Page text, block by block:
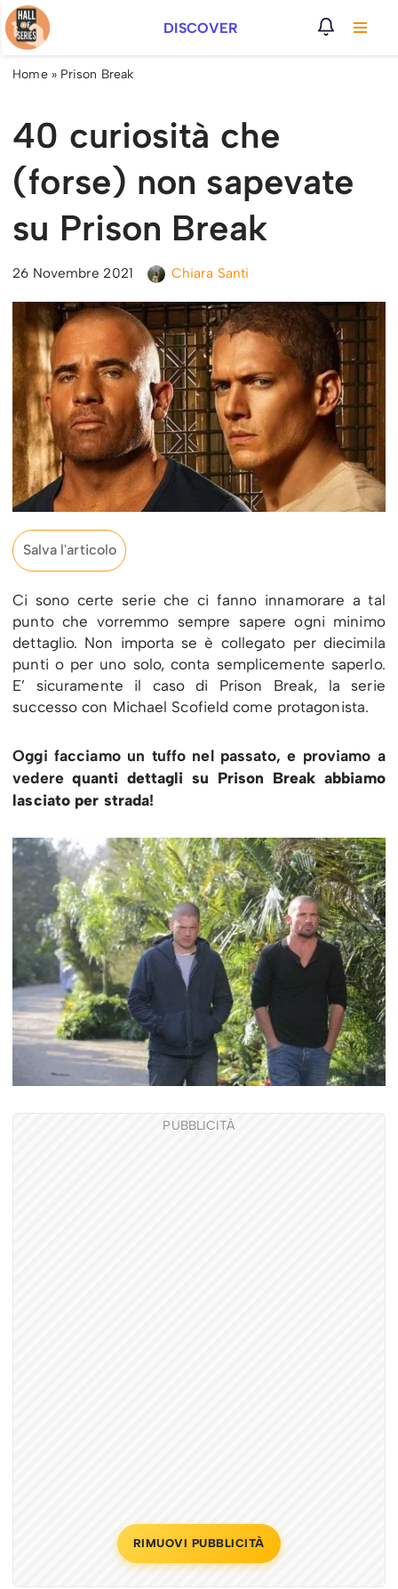
Vai
al
DISCOVER
Home» Prison Break
40 curiosità che
(forse) non sapevate
su Prison Break
26 Novembre 2021 Chiara Santi
Salva l'articolo
Ci sono certe serie che ci fanno innamorare a tal
punto che vorremmo sempre sapere ogni minimo
dettaglio. Non importa se è collegato per diecimila
punti o per uno solo, conta semplicemente saperlo.
E’ sicuramente il caso di Prison Break, la serie
successo con Michael Scofield come protagonista.
Oggi facciamo un tuffo nel passato, e proviamo a
vederequanti dettagli su Prison Break abbiamo
lasciato per strada!
PUBBLICITÀ
RIMUOVI PUBBLICITÀ